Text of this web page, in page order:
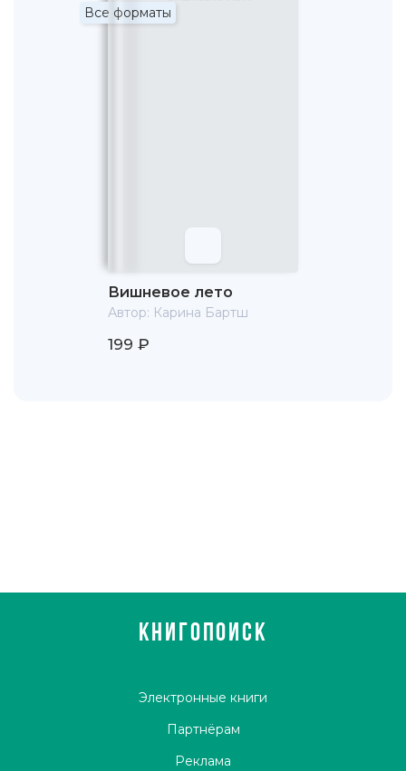
Все форматы
Вишневое лето
Автор: Карина Бартш
199 ₽
КНИГОПОИСК
Электронные книги
Партнёрам
Реклама